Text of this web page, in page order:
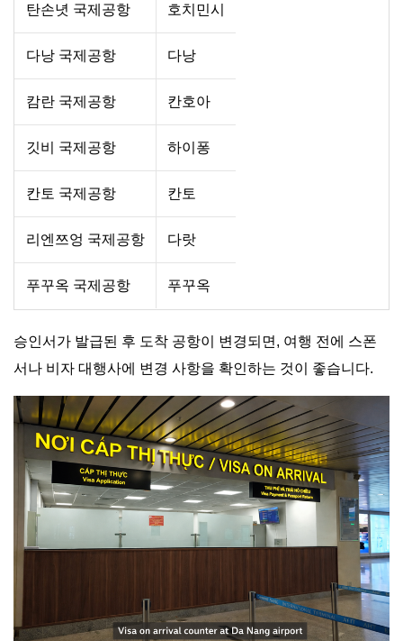
탄손녓 국제공항 호치민시
다낭 국제공항 다낭
캄란 국제공항 칸호아
깃비 국제공항 하이퐁
칸토 국제공항 칸토
리엔쯔엉 국제공항 다랏
푸꾸옥 국제공항 푸꾸옥
승인서가 발급된 후 도착 공항이 변경되면, 여행 전에 스폰
서나 비자 대행사에 변경 사항을 확인하는 것이 좋습니다.